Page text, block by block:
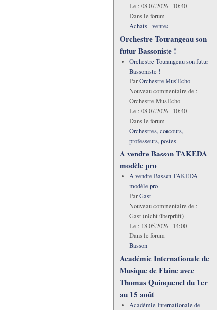
Le : 08.07.2026 - 10:40
Dans le forum :
Achats - ventes
Orchestre Tourangeau son
futur Bassoniste !
Orchestre Tourangeau son futur
Bassoniste !
ParOrchestre Mus'Echo
Nouveau commentaire de :
Orchestre Mus'Echo
Le : 08.07.2026 - 10:40
Dans le forum :
Orchestres, concours,
professeurs, postes
A vendre Basson TAKEDA
modèle pro
A vendre Basson TAKEDA
modèle pro
ParGast
Nouveau commentaire de :
Gast (nicht überprüft)
Le : 18.05.2026 - 14:00
Dans le forum :
Basson
Académie Internationale de
Musique de Flaine avec
Thomas Quinquenel du 1er
au 15 août
Académie Internationale de